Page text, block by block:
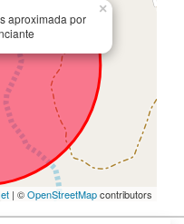
aproximada por
×
| ©OpenStreetMapcontributors